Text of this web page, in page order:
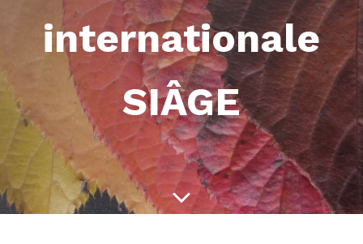
internationale
SIÂGE